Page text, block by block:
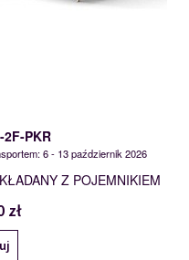
PKR
6 - 13 październik 2026
Z POJEMNIKIEM
zł